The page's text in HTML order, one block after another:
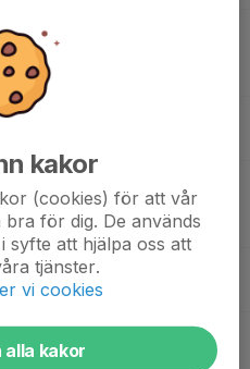
F16/17
(Visby AIK)
sommarcupen
Bois Vit - IFK Visby 1
kakor
(cookies) för att vår
för dig. De används
syfte att hjälpa oss att
tjänster.
vi cookies
alla kakor